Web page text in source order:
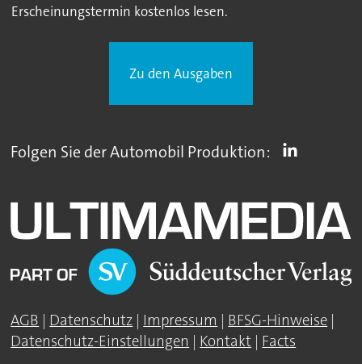
Erscheinungstermin kostenlos lesen.
Zu den Ausgaben
Folgen Sie der Automobil Produktion:
AGB Datenschutz Impressum BFSG-Hinweise
Datenschutz-Einstellungen
Kontakt Facts